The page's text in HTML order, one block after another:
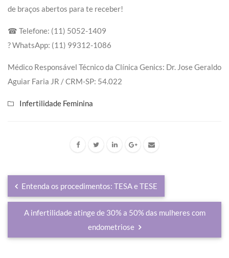
de braços abertos para te receber!
☎ Telefone: (11) 5052-1409
? WhatsApp: (11) 99312-1086
Médico Responsável Técnico da Clínica Genics: Dr. Jose Geraldo
Aguiar Faria JR / CRM-SP: 54.022⠀
Infertilidade Feminina
Entenda os procedimentos: TESA e TESE
A infertilidade atinge de 30% a 50% das mulheres com
endometriose